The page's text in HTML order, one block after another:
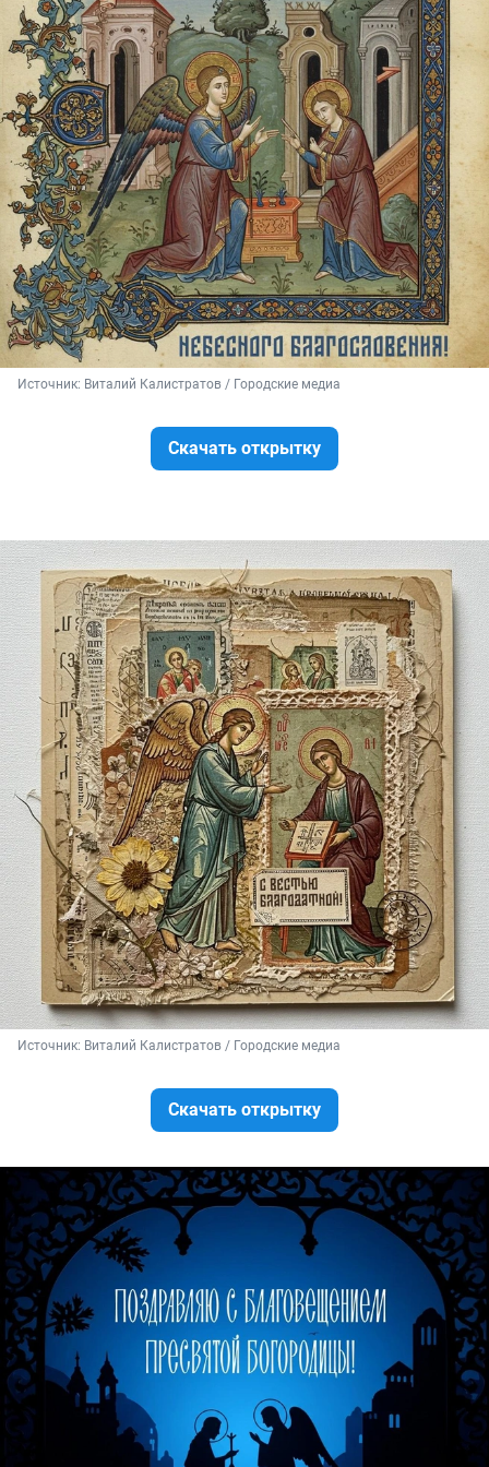
Источник: Виталий Калистратов / Городские медиа
Скачать открытку
Источник: Виталий Калистратов / Городские медиа
Скачать открытку